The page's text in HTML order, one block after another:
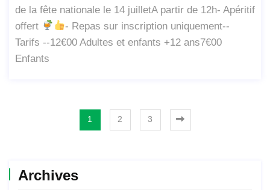
de la fête nationale le 14 juilletA partir de 12h- Apéritif
offert
- Repas sur inscription uniquement--
Tarifs --12€00 Adultes et enfants +12 ans7€00
Enfants
1 2 3
Archives